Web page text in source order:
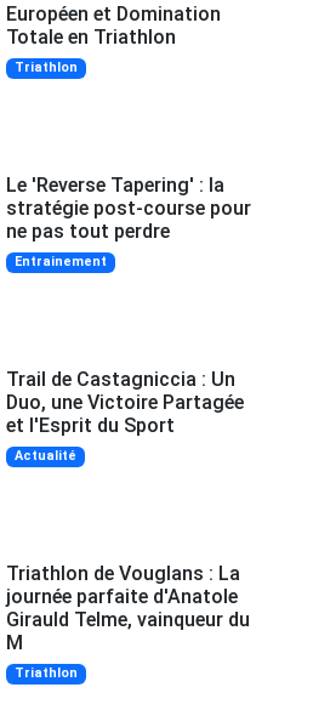
Européen et Domination
Totale en Triathlon
Triathlon
Le 'Reverse Tapering' : la
stratégie post-course pour
ne pas tout perdre
Entrainement
Trail de Castagniccia : Un
Duo, une Victoire Partagée
et l'Esprit du Sport
Actualité
Triathlon de Vouglans : La
journée parfaite d'Anatole
Girauld Telme, vainqueur du
M
Triathlon